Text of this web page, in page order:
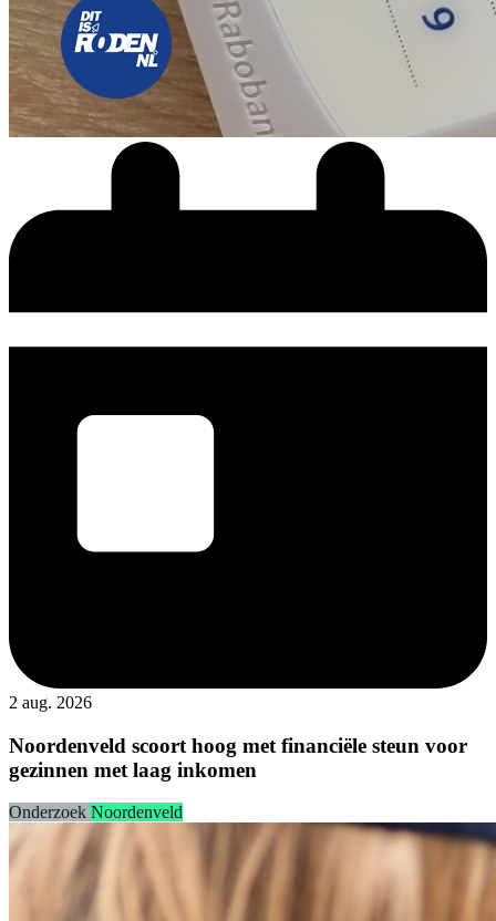
2 aug. 2026
Noordenveld scoort hoog met financiële steun voor
gezinnen met laag inkomen
Onderzoek Noordenveld